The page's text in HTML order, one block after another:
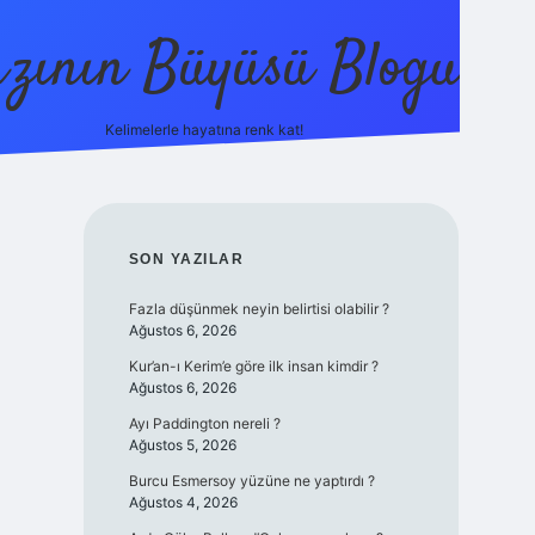
Büyüsü Blogu
Kelimelerle hayatına renk kat!
SIDEBAR
SON YAZILAR
Fazla düşünmek neyin belirtisi olabilir ?
Ağustos 6, 2026
Kur’an-ı Kerim’e göre ilk insan kimdir ?
Ağustos 6, 2026
Ayı Paddington nereli ?
Ağustos 5, 2026
Burcu Esmersoy yüzüne ne yaptırdı ?
Ağustos 4, 2026